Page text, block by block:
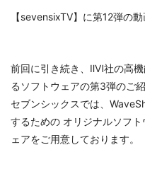
【sevensixTV】に第12弾の
前回に引き続き、ⅡⅥ社の高
るソフトウェアの第3弾のご紹
セブンシックスでは、
するための オリジナルソフ
ェアをご用意しております。